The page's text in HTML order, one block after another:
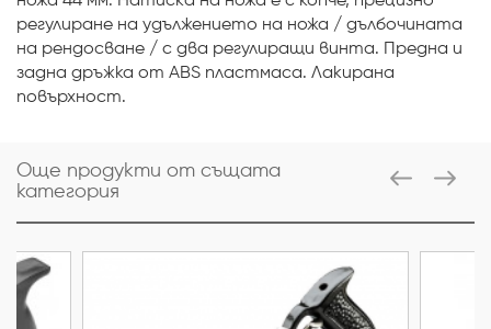
регулиране на удължението на ножа / дълбочината
на рендосване / с два регулиращи винта. Предна и
задна дръжка от ABS пластмаса. Лакирана
повърхност.
Още продукти от същата
категория